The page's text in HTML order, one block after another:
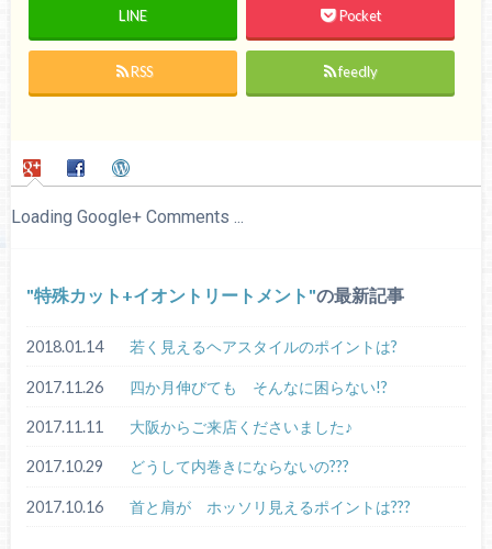
LINE Pocket
RSS feedly
Loading Google+ Comments ...
特殊カット+イオントリートメント の最新記事
2018.01.14 若く見えるヘアスタイルのポイントは?
2017.11.26 四か月伸びても そんなに困らない!?
2017.11.11 大阪からご来店くださいました♪
2017.10.29 どうして内巻きにならないの???
2017.10.16 首と肩が ホッソリ見えるポイントは???